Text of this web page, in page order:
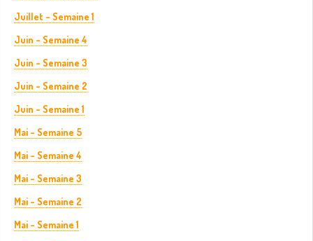
Juillet - Semaine 1
Juin - Semaine 4
Juin - Semaine 3
Juin - Semaine 2
Juin - Semaine 1
Mai - Semaine 5
Mai - Semaine 4
Mai - Semaine 3
Mai - Semaine 2
Mai - Semaine 1